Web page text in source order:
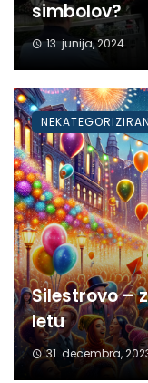
simbolov?
13. junija, 2024
Silestrovo –
letu
31. decembra,